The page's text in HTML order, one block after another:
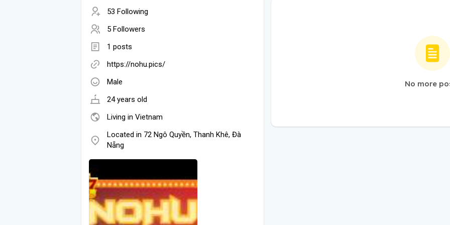
53 Following
5 Followers
1 posts
https://nohu.pics/
Male
24 years old
Living in Vietnam
Located in 72 Ngô Quyền, Thanh Khê, Đà
Nẵng
No more